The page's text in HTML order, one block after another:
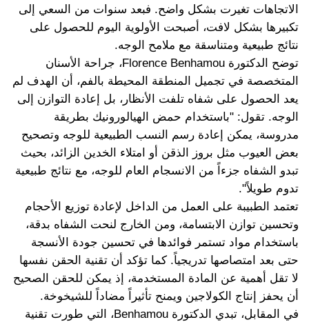
الاتجاهات تغيرت بشكل واضح. فبعد سنوات من السعي إلى
تكبيرها بشكل لافت، أصبحت الأولوية اليوم للحصول على
نتائج طبيعية ومتناسقة مع ملامح الوجه.
توضح الدكتورة Florence Benhamou، جراحة الأسنان
المتخصصة في تجميل المنطقة المحيطة بالفم، أن الهدف لم
يعد الحصول على شفاه تلفت الأنظار، بل إعادة التوازن إلى
الوجه. تقول: "باستخدام حمض الهيالورونيك بطريقة
مدروسة، يمكن إعادة رسم النسب الطبيعية للوجه وتصحيح
بعض العيوب مثل بروز الذقن أو امتلاء الخدين الزائد، بحيث
تبدو الشفاه جزءاً من الانسجام العام للوجه، مع نتائج طبيعية
تدوم طويلاً".
تعتمد الطبيبة على العمل من الداخل لإعادة توزيع الأحجام
وتحسين توازن الابتسامة، ومن الخارج لنحت الشفاه بدقة،
باستخدام مواد تستمر فوائدها في تحسين جودة الأنسجة
حتى بعد امتصاصها تدريجياً. كما تؤكد أن تقنية الحقن نفسها
لا تقل أهمية عن المادة المستخدمة، إذ يمكن للحقن الصحيح
أن يحفز إنتاج الكولاجين ويمنح تأثيراً مضاداً للشيخوخة.
في المقابل، تبدي الدكتورة Benhamou، التي طورت تقنية